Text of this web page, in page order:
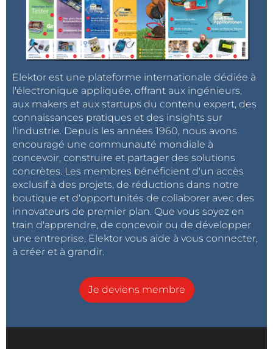
Elektor est une plateforme internationale dédiée à
l'électronique appliquée, offrant aux ingénieurs,
aux makers et aux startups du contenu expert, des
connaissances pratiques et des insights sur
l'industrie. Depuis les années 1960, nous avons
encouragé une communauté mondiale à
concevoir, construire et partager des solutions
concrètes. Les membres bénéficient d'un accès
exclusif à des projets, de réductions dans notre
boutique et d'opportunités de collaborer avec des
innovateurs de premier plan. Que vous soyez en
train d'apprendre, de concevoir ou de développer
une entreprise, Elektor vous aide à vous connecter,
à créer et à grandir.
Je deviens membre